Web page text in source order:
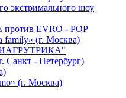
экстримального шоу
EVRO - POP
family» (г. Москва)
Санкт - Петербург)
(г. Москва)